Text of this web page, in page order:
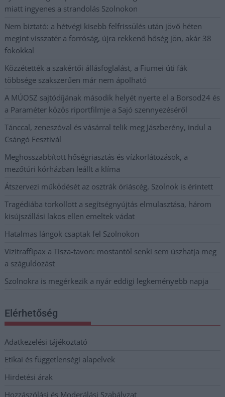
miatt ingyenes a strandolás Szolnokon
Nem biztató: a hétvégi kisebb felfrissülés után jövő héten
megint visszatér a forróság, újra rekkenő hőség jön, akár 38
fokokkal
Közzétették a szakértői állásfoglalást, a Fiumei úti fák
többsége szakszerűen már nem ápolható
A MÚOSZ sajtódíjának második helyét nyerte el a Borsod24 és
a Paraméter közös riportfilmje a Sajó szennyezéséről
Tánccal, zeneszóval és vásárral telik meg Jászberény, indul a
Csángó Fesztivál
Meghosszabbított hőségriasztás és vízkorlátozások, a
mezőtúri kórházban leállt a klíma
Átszervezi működését az osztrák óriáscég, Szolnok is érintett
Tragédiába torkollott a segítségnyújtás elmulasztása, három
kisújszállási lakos ellen emeltek vádat
Hatalmas lángok csaptak fel Szolnokon
Vízitraffipax a Tisza-tavon: mostantól senki sem úszhatja meg
a száguldozást
Szolnokra is megérkezik a nyár eddigi legkeményebb napja
Elérhetőség
Adatkezelési tájékoztató
Etikai és függetlenségi alapelvek
Hirdetési árak
Hozzászólási és Moderálási Szabályzat